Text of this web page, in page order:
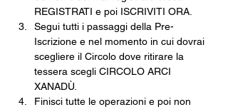
REGISTRATI e poi ISCRIVITI ORA.
Segui tutti i passaggi della Pre-
Iscrizione e nel momento in cui dovrai
scegliere il Circolo dove ritirare la
tessera scegli CIRCOLO ARCI
XANADÙ.
Finisci tutte le operazioni e poi non